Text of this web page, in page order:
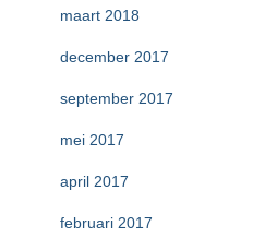
maart 2018
december 2017
september 2017
mei 2017
april 2017
februari 2017